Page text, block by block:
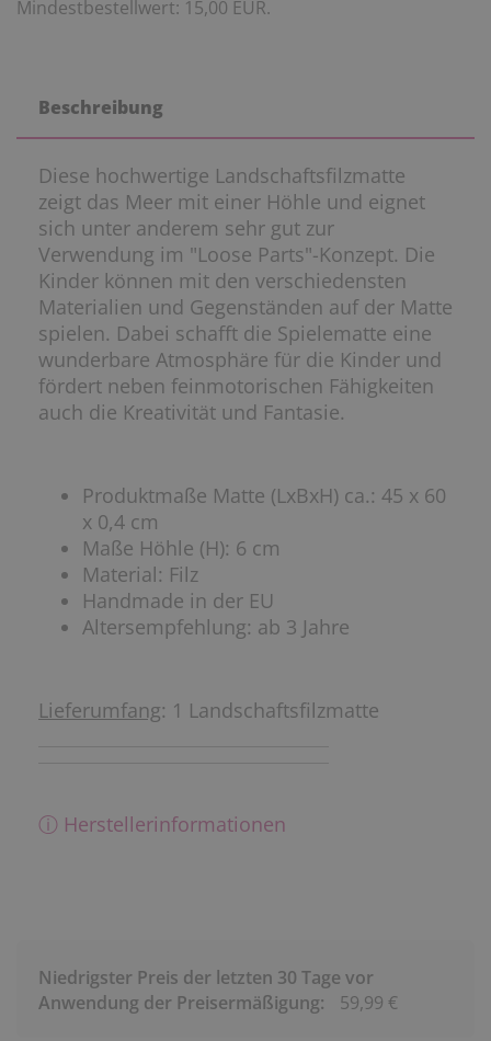
Mindestbestellwert: 15,00 EUR.
Beschreibung
Diese hochwertige Landschaftsfilzmatte
zeigt das Meer mit einer Höhle und eignet
sich unter anderem sehr gut zur
Verwendung im "Loose Parts"-Konzept. Die
Kinder können mit den verschiedensten
Materialien und Gegenständen auf der Matte
spielen. Dabei schafft die Spielematte eine
wunderbare Atmosphäre für die Kinder und
fördert neben feinmotorischen Fähigkeiten
auch die Kreativität und Fantasie.
Produktmaße Matte (LxBxH) ca.: 45 x 60
x 0,4 cm
Maße Höhle (H): 6 cm
Material: Filz
Handmade in der EU
Altersempfehlung: ab 3 Jahre
Lieferumfang: 1 Landschaftsfilzmatte
ⓘ Herstellerinformationen
Niedrigster Preis der letzten 30 Tage vor
Anwendung der Preisermäßigung:
59,99 €